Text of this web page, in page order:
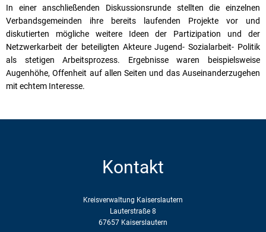
In einer anschließenden Diskussionsrunde stellten die einzelnen
Verbandsgemeinden ihre bereits laufenden Projekte vor und
diskutierten mögliche weitere Ideen der Partizipation und der
Netzwerkarbeit der beteiligten Akteure Jugend- Sozialarbeit- Politik
als stetigen Arbeitsprozess. Ergebnisse waren beispielsweise
Augenhöhe, Offenheit auf allen Seiten und das Auseinanderzugehen
mit echtem Interesse.
Kontakt
Kreisverwaltung Kaiserslautern
Lauterstraße 8
67657 Kaiserslautern